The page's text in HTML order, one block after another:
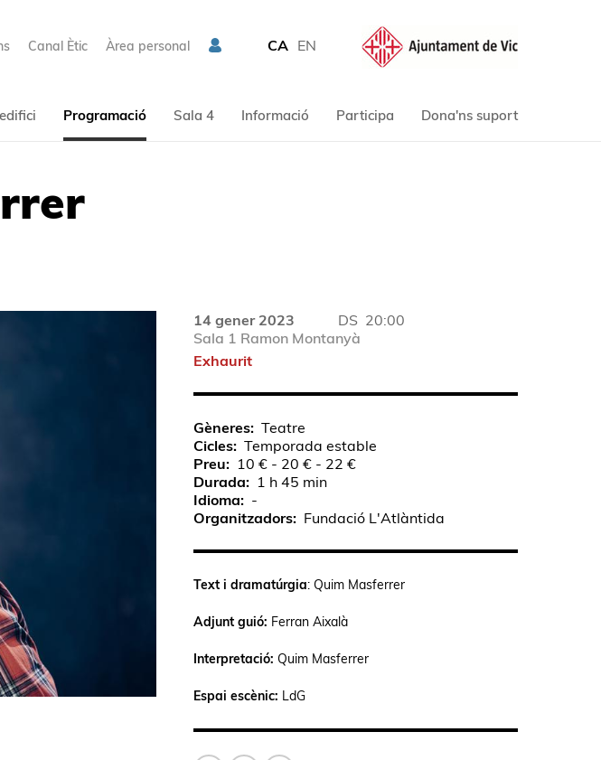
Canal Ètic Àrea personal CA EN
Programació Sala 4 Informació Participa Dona'ns suport
14 gener 2023 DS 20:00
Sala 1 Ramon Montanyà
Exhaurit
Gèneres
Teatre
Cicles
Temporada estable
Preu
10 € - 20 € - 22 €
Durada
1 h 45 min
Idioma
-
Organitzadors
Fundació L'Atlàntida
Text i dramatúrgia: Quim Masferrer
Adjunt guió: Ferran Aixalà
Interpretació: Quim Masferrer
Espai escènic: LdG